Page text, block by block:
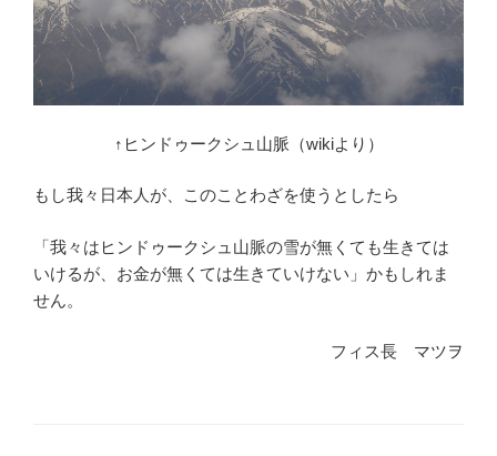
↑ヒンドゥークシュ山脈（wikiより）
もし我々日本人が、このことわざを使うとしたら
「我々はヒンドゥークシュ山脈の雪が無くても生きては
いけるが、お金が無くては生きていけない」かもしれま
せん。
フィス長 マツヲ